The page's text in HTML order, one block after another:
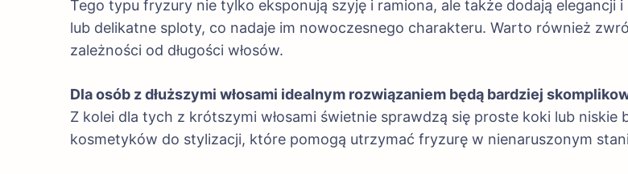
Tego typu fryzury nie tylko eksponują szyję i ramiona, ale także dodają
lub delikatne sploty, co nadaje im nowoczesnego charakteru. Warto również
zależności od długości włosów.
Dla osób z dłuższymi włosami idealnym rozwiązaniem będą bardziej
Z kolei dla tych z krótszymi włosami świetnie sprawdzą się proste koki lub
kosmetyków do stylizacji, które pomogą utrzymać fryzurę w nienaruszonym